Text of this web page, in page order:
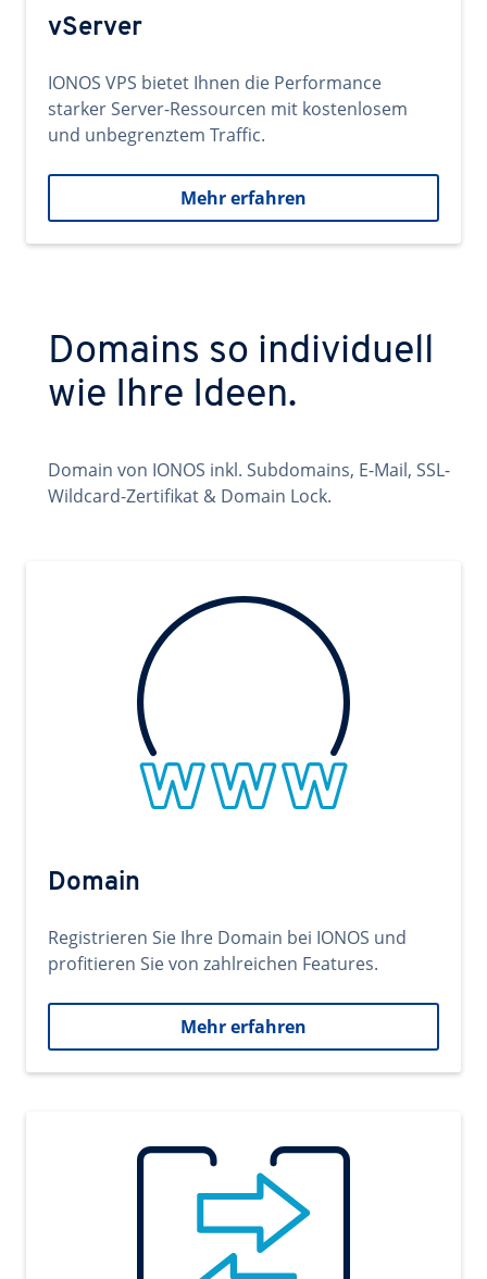
vServer
IONOS VPS bietet Ihnen die Performance
starker Server-Ressourcen mit kostenlosem
und unbegrenztem Traffic.
Mehr erfahren
Domains so individuell
wie Ihre Ideen.
Domain von IONOS inkl. Subdomains, E-Mail, SSL-
Wildcard-Zertifikat & Domain Lock.
Domain
Registrieren Sie Ihre Domain bei IONOS und
profitieren Sie von zahlreichen Features.
Mehr erfahren